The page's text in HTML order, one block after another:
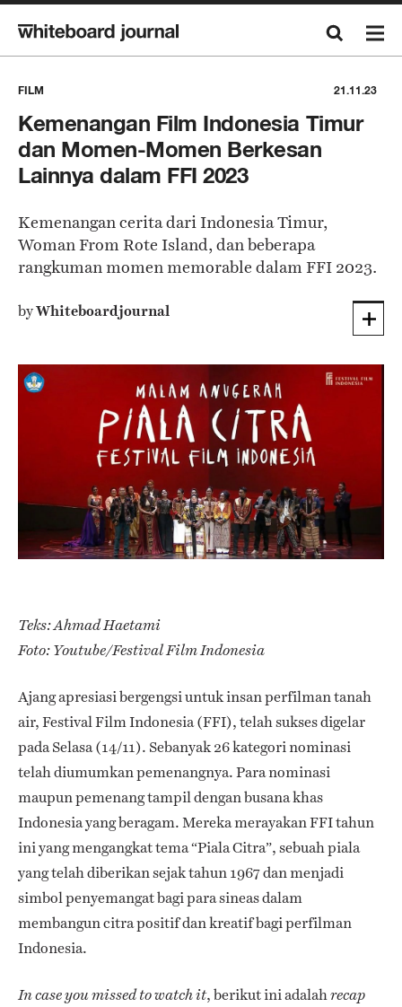
FILM 21.11.23
Kemenangan Film Indonesia Timur
dan Momen-Momen Berkesan
Lainnya dalam FFI 2023
Kemenangan cerita dari Indonesia Timur,
Woman From Rote Island, dan beberapa
rangkuman momen memorable dalam FFI 2023.
byWhiteboardjournal
Teks: Ahmad Haetami
Foto: Youtube/Festival Film Indonesia
Ajang apresiasi bergengsi untuk insan perfilman tanah
air, Festival Film Indonesia (FFI), telah sukses digelar
pada Selasa (14/11). Sebanyak 26 kategori nominasi
telah diumumkan pemenangnya. Para nominasi
maupun pemenang tampil dengan busana khas
Indonesia yang beragam. Mereka merayakan FFI tahun
ini yang mengangkat tema “Piala Citra”, sebuah piala
yang telah diberikan sejak tahun 1967 dan menjadi
simbol penyemangat bagi para sineas dalam
membangun citra positif dan kreatif bagi perfilman
Indonesia.
In case you missed to watch it, berikut ini adalahrecap